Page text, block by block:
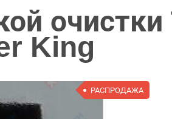
King
РАСПРОДАЖА